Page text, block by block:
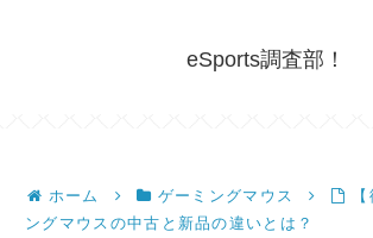
eSports調査部！
ホーム ゲーミングマウス
ングマウスの中古と新品の違いとは？